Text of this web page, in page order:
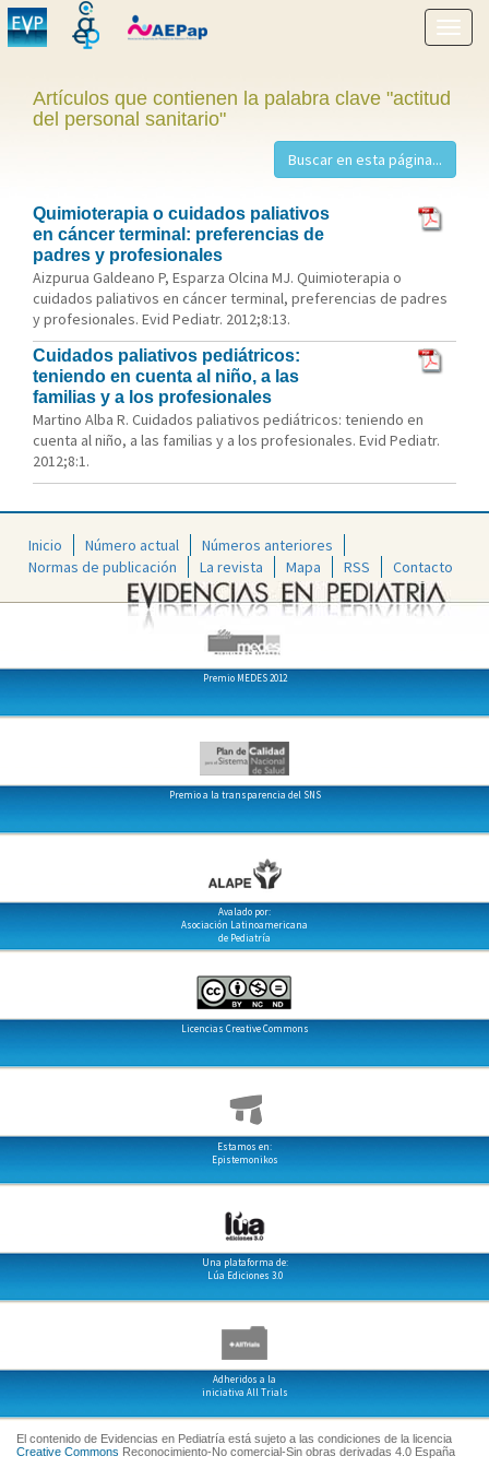
menú
Artículos que contienen la palabra clave "actitud
del personal sanitario"
Quimioterapia o cuidados paliativos
en cáncer terminal: preferencias de
padres y profesionales
Aizpurua Galdeano P, Esparza Olcina MJ. Quimioterapia o
cuidados paliativos en cáncer terminal, preferencias de padres
y profesionales. Evid Pediatr. 2012;8:13.
Cuidados paliativos pediátricos:
teniendo en cuenta al niño, a las
familias y a los profesionales
Martino Alba R. Cuidados paliativos pediátricos: teniendo en
cuenta al niño, a las familias y a los profesionales. Evid Pediatr.
2012;8:1.
Inicio Número actual
Números anteriores
Normas de publicación
La revista Mapa RSS Contacto
Premio MEDES 2012
Premio a la transparencia del SNS
Avalado por:
Asociación Latinoamericana
de Pediatría
Licencias Creative Commons
Estamos en:
Epistemonikos
Una plataforma de:
Lúa Ediciones 3.0
Adheridos a la
iniciativa All Trials
El contenido de Evidencias en Pediatría está sujeto a las condiciones de la licencia
Creative Commons Reconocimiento-No comercial-Sin obras derivadas 4.0 España